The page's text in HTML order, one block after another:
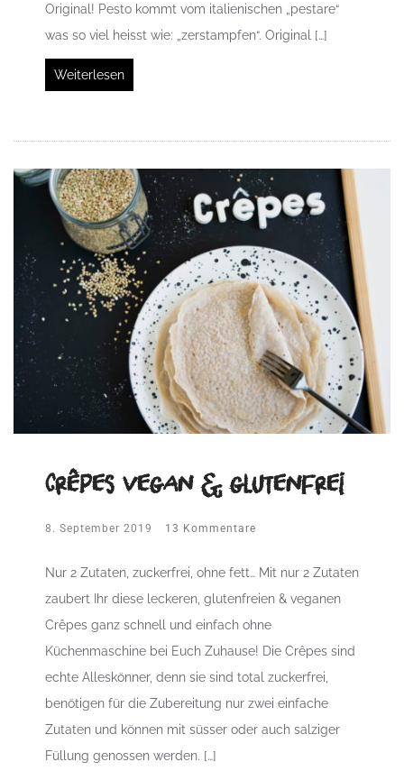
Original! Pesto kommt vom italienischen „pestare“
was so viel heisst wie: „zerstampfen“. Original […]
Weiterlesen
Crêpes vegan & glutenfrei
8. September 2019 13 Kommentare
Nur 2 Zutaten, zuckerfrei, ohne fett… Mit nur 2 Zutaten
zaubert Ihr diese leckeren, glutenfreien & veganen
Crêpes ganz schnell und einfach ohne
Küchenmaschine bei Euch Zuhause! Die Crêpes sind
echte Alleskönner, denn sie sind total zuckerfrei,
benötigen für die Zubereitung nur zwei einfache
Zutaten und können mit süsser oder auch salziger
Füllung genossen werden. […]